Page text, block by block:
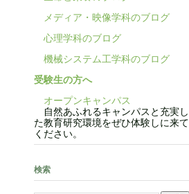
メディア・映像学科のブログ
心理学科のブログ
機械システム工学科のブログ
受験生の方へ
オープンキャンパス
自然あふれるキャンパスと充実し
た教育研究環境をぜひ体験しに来て
ください。
検索